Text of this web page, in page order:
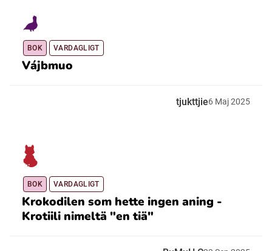
BOK VARDAGLIGT
Vájbmuo
tjukttjie6 Maj2025
BOK VARDAGLIGT
Krokodilen som hette ingen aning -
Krotiili nimeltä "en tiä"